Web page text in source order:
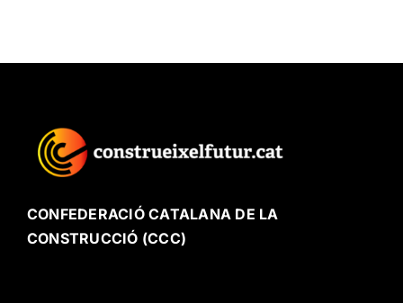
CONFEDERACIÓ CATALANA DE LA
CONSTRUCCIÓ (CCC)